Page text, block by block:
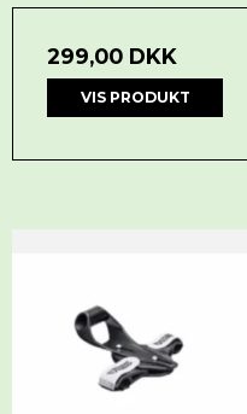
299,00 DKK
VIS PRODUKT